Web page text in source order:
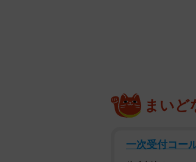
まいど
一次受付コー